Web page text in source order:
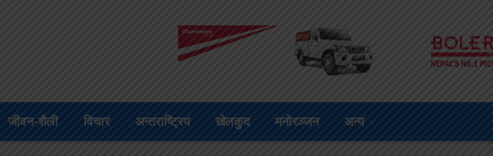
जीवन-शैली विचार अन्तराष्ट्रिय खेलकुद मनोरञ्जन अन्य